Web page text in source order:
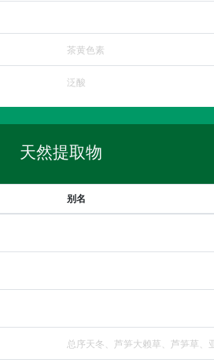
茶黄色素
泛酸
天然提取物
别名
总序天冬、芦笋大赖草、芦笋草、